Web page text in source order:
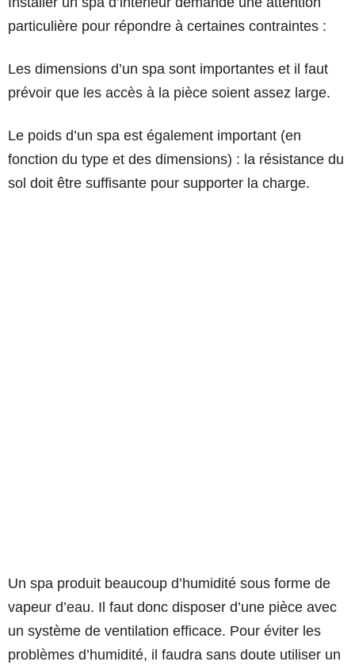
particulière pour répondre à certaines contraintes :
Les dimensions d’un spa sont importantes et il faut
prévoir que les accès à la pièce soient assez large.
Le poids d’un spa est également important (en
fonction du type et des dimensions) : la résistance du
sol doit être suffisante pour supporter la charge.
Un spa produit beaucoup d’humidité sous forme de
vapeur d’eau. Il faut donc disposer d’une pièce avec
un système de ventilation efficace. Pour éviter les
problèmes d’humidité, il faudra sans doute utiliser un